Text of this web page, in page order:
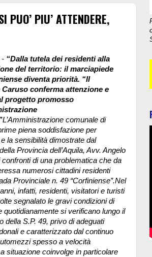
PUO’ PIU’ ATTENDERE,
- “Dalla tutela dei residenti alla
del territorio: il marciapiede
diventa priorità. “Il
conferma attenzione e
progetto promosso
L’Amministrazione comunale di
piena soddisfazione per
e la sensibilità dimostrate dal
Provincia dell’Aquila, Avv. Angelo
di una problematica che da
numerosi cittadini residenti
Provinciale n. 49 “Corfiniense”.Nel
infatti, residenti, visitatori e turisti
segnalato le gravi condizioni di
quotidianamente si verificano lungo il
della S.P. 49, privo di adeguati
e caratterizzato dal continuo
spesso a velocità
situazione coinvolge in particolare